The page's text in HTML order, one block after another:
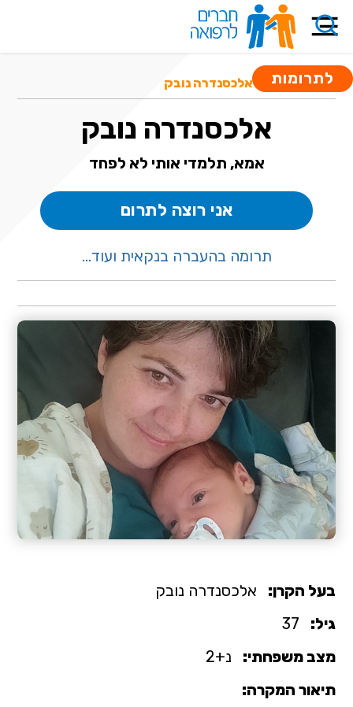
לתרומות
קרנות סיוע / אלכסנדרה נובק
אלכסנדרה נובק
אמא, תלמדי אותי לא לפחד
אני רוצה לתרום
תרומה בהעברה בנקאית ועוד...
בעל הקרן:
אלכסנדרה נובק
גיל:
37
מצב משפחתי:
נ+2
תיאור המקרה: